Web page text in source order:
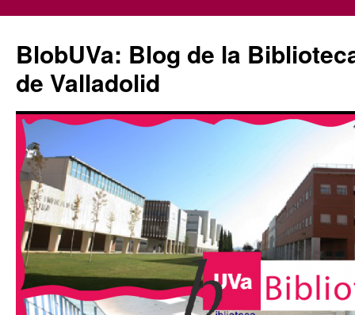
contenido
BlobUVa: Blog de la
de Valladolid